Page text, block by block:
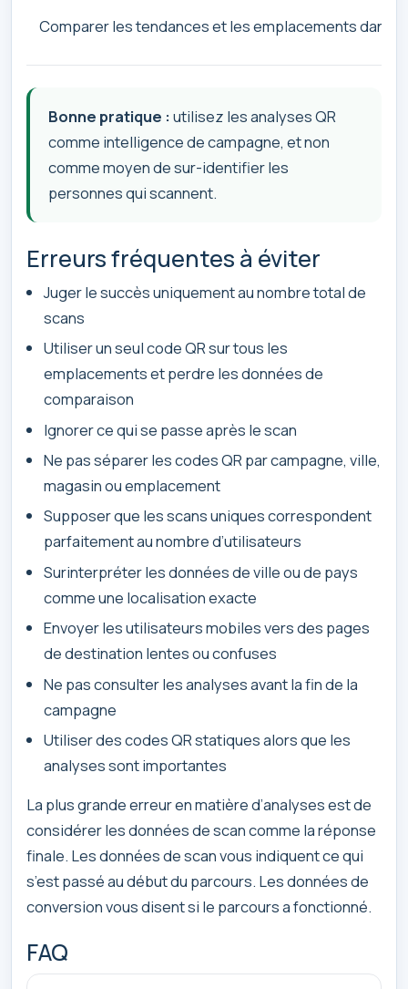
Comparer les tendances et les emplacements dans
Bonne pratique : utilisez les analyses QR
comme intelligence de campagne, et non
comme moyen de sur-identifier les
personnes qui scannent.
Erreurs fréquentes à éviter
Juger le succès uniquement au nombre total de
scans
Utiliser un seul code QR sur tous les
emplacements et perdre les données de
comparaison
Ignorer ce qui se passe après le scan
Ne pas séparer les codes QR par campagne, ville,
magasin ou emplacement
Supposer que les scans uniques correspondent
parfaitement au nombre d’utilisateurs
Surinterpréter les données de ville ou de pays
comme une localisation exacte
Envoyer les utilisateurs mobiles vers des pages
de destination lentes ou confuses
Ne pas consulter les analyses avant la fin de la
campagne
Utiliser des codes QR statiques alors que les
analyses sont importantes
La plus grande erreur en matière d’analyses est de
considérer les données de scan comme la réponse
finale. Les données de scan vous indiquent ce qui
s’est passé au début du parcours. Les données de
conversion vous disent si le parcours a fonctionné.
FAQ